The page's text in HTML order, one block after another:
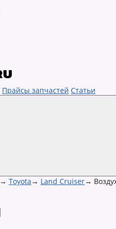
Прайсы запчастей Статьи
→ Toyota→ Land Cruiser→